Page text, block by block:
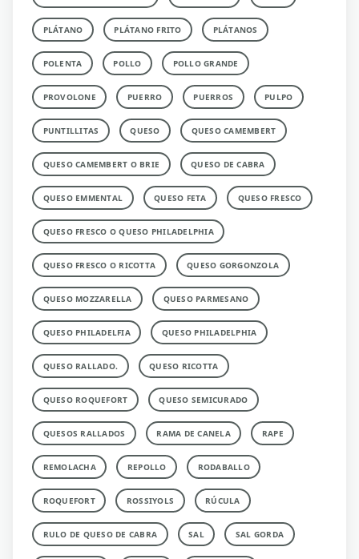
PLÁTANO PLÁTANO FRITO PLÁTANOS
POLENTA POLLO POLLO GRANDE
PROVOLONE PUERRO PUERROS PULPO
PUNTILLITAS QUESO QUESO CAMEMBERT
QUESO CAMEMBERT O BRIE QUESO DE CABRA
QUESO EMMENTAL QUESO FETA QUESO FRESCO
QUESO FRESCO O QUESO PHILADELPHIA
QUESO FRESCO O RICOTTA QUESO GORGONZOLA
QUESO MOZZARELLA QUESO PARMESANO
QUESO PHILADELFIA QUESO PHILADELPHIA
QUESO RALLADO. QUESO RICOTTA
QUESO ROQUEFORT QUESO SEMICURADO
QUESOS RALLADOS RAMA DE CANELA RAPE
REMOLACHA REPOLLO RODABALLO
ROQUEFORT ROSSIYOLS RÚCULA
RULO DE QUESO DE CABRA SAL SAL GORDA